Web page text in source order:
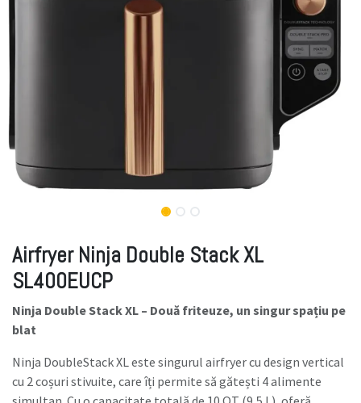
Airfryer Ninja Double Stack XL
SL400EUCP
Ninja Double Stack XL – Două friteuze, un singur spațiu pe
blat
Ninja DoubleStack XL este singurul airfryer cu design vertical
cu 2 coșuri stivuite, care îți permite să gătești 4 alimente